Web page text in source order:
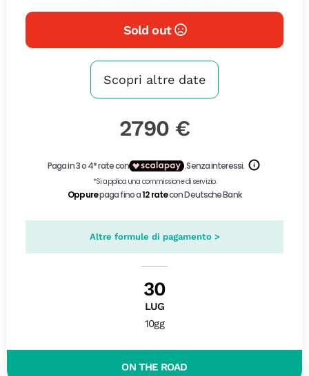
Sold out
Scopri altre date
2790 €
Altre formule di pagamento >
30
LUG
10gg
ON THE ROAD